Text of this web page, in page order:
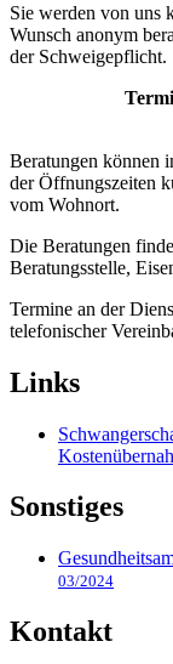
Sie werden von uns
Wunsch anonym
der Schweigepflicht.
Beratungen können
der Öffnungszeiten
vom Wohnort.
Die Beratungen
Beratungsstelle,
Termine an der
telefonischer
Links
Sonstiges
03/2024
Kontakt